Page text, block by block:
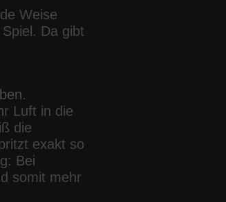
Weise
Da gibt
.
Luft in die
die
exakt so
Bei
somit mehr